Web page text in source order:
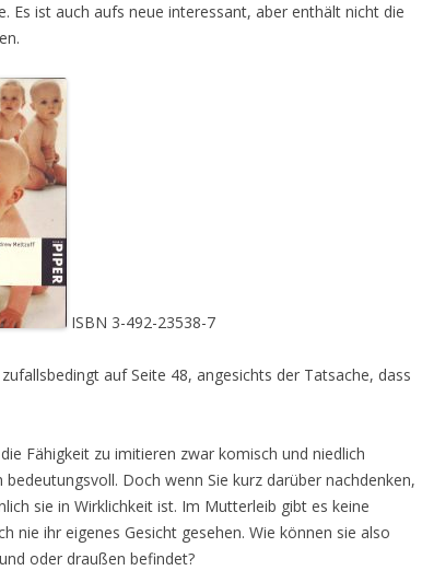
Es ist auch aufs neue interessant, aber enthält nicht die
ISBN 3-492-23538-7
auf Seite 48, angesichts der Tatsache, dass
Fähigkeit zu imitieren zwar komisch und niedlich
Doch wenn Sie kurz darüber nachdenken,
sie in Wirklichkeit ist. Im Mutterleib gibt es keine
nie ihr eigenes Gesicht gesehen. Wie können sie also
oder draußen befindet?